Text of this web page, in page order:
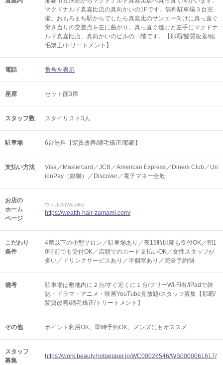
マクドナルド真嘉比店の真向かいの1Fです。無料駐車場３台完
備。おもろまち駅からでしたら真嘉比のサンエー向けに真っ直ぐ
突き当りの交差点を左に曲がり、真っ直ぐ進むと左手にマクドナ
ルド真嘉比店、真向かいのビルの一階です。【那覇/髪質改善/縮
毛矯正/トリートメント】
電話 番号を表示
座席 セット面3席
スタッフ数 スタイリスト3人
駐車場 6台無料【髪質改善/縮毛矯正/那覇】
支払い方法
Visa／Mastercard／JCB／American Express／Diners Club／Un
ionPay（銀聯）／Discover／電子マネー全般
お店の
ホーム
ページ
ウェルス(Wealth)
https://wealth-hair-zamami.com/
こだわり
条件
4席以下の小型サロン／駐車場あり／夜19時以降も受付OK／朝1
0時前でも受付OK／店頭でのカード支払いOK／女性スタッフが
多い／ドリンクサービスあり／半個室あり／完全予約制
備考
駐車場は敷地内に２台/すぐ近くに１台/フリーWi-Fi有/iPadで雑
誌・ドラマ・アニメ・映画YouTube見放題/スタッフ募集【那覇/
髪質改善/縮毛矯正/トリートメント】
その他 ポイント利用OK 即時予約OK メンズにもオススメ
スタッフ
募集
https://work.beauty.hotpepper.jp/WC00026546/WS0000061617/